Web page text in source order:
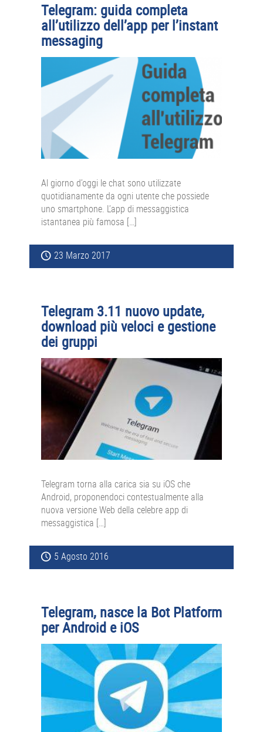
Telegram: guida completa
all’utilizzo dell’app per l’instant
messaging
Al giorno d’oggi le chat sono utilizzate
quotidianamente da ogni utente che possiede
uno smartphone. L’app di messaggistica
istantanea più famosa […]
23 Marzo 2017
Telegram 3.11 nuovo update,
download più veloci e gestione
dei gruppi
Telegram torna alla carica sia su iOS che
Android, proponendoci contestualmente alla
nuova versione Web della celebre app di
messaggistica […]
5 Agosto 2016
Telegram, nasce la Bot Platform
per Android e iOS